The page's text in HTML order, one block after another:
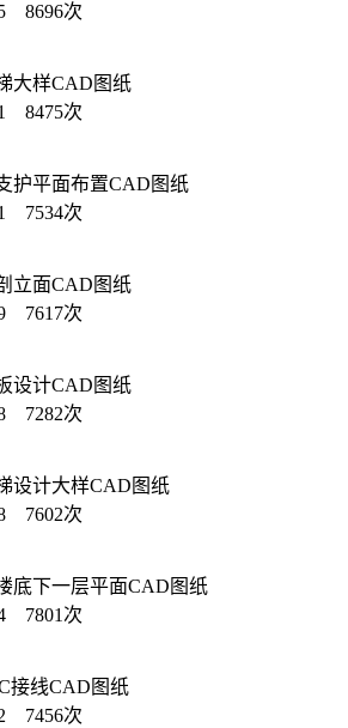
8696次
大样CAD图纸
8475次
护平面布置CAD图纸
7534次
立面CAD图纸
7617次
设计CAD图纸
7282次
设计大样CAD图纸
7602次
底下一层平面CAD图纸
7801次
接线CAD图纸
7456次